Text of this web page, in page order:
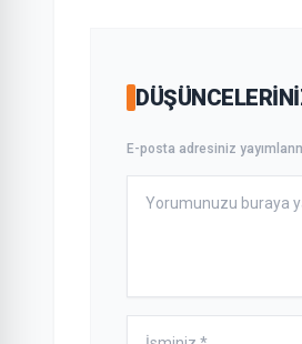
E-posta adresiniz